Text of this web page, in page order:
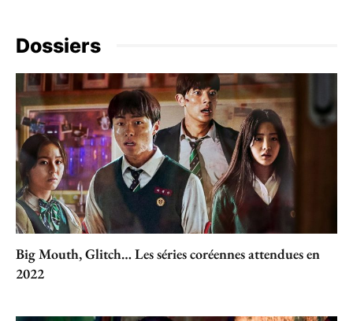
Dossiers
Big Mouth, Glitch… Les séries coréennes attendues en
2022